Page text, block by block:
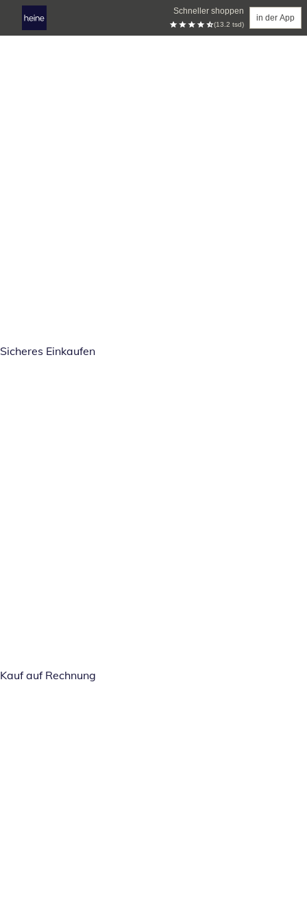
Schneller shoppen
(13.2 tsd)
in der App
Sicheres Einkaufen
Kauf auf Rechnung